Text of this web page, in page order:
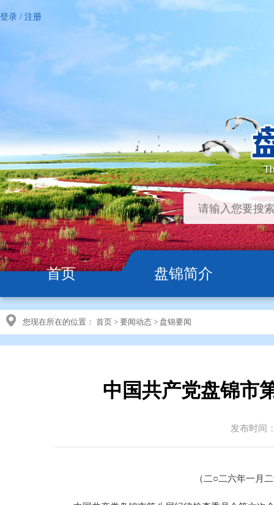
登录 / 注册
首页 盘锦简介
您现在所在的位置： 首页 > 要闻动态 > 盘锦要闻
中国共产党盘锦市
发布时间
（二○二六年一月